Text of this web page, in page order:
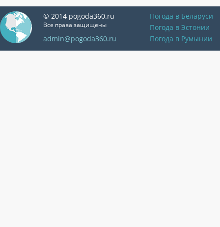
© 2014 pogoda360.ru
Все права защищены
admin@pogoda360.ru
Погода в Беларуси
Погода в Эстонии
Погода в Румынии